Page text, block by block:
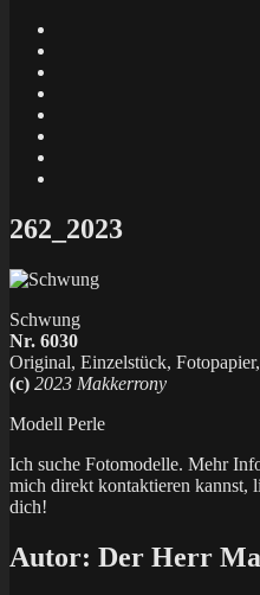
X
262_2023
Schwung
Nr. 6030
Original, Einzelstück,
(c) 2023 Makkerrony
Modell Perle
Ich suche Fotomodelle. Mehr
mich direkt kontaktieren kannst,
dich!
Autor: Der Herr